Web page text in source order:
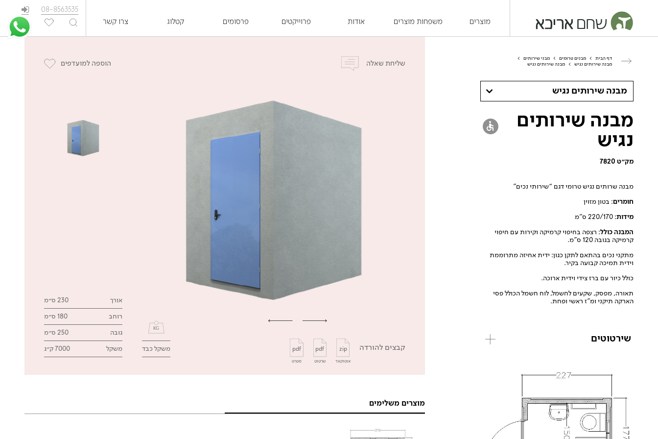
מוצרים משפחות מוצרים אודות פרוייקטים פרסומים קטלוג צרו קשר
08-8563535
EN
דף הבית > מבנים טרומים > מבני שירותים
>
מבנה שירותים נגיש
> מבנה שירותים נגיש
מבנה שירותים נגיש
מבנה שירותים
נגיש
מק״ט 7820
מבנה שרותים נגיש טרומי דגם “שירותי נכים”
חומרים: בטון מזוין
מידות: 220/170 ס”מ
המבנה כולל: רצפה בחיפוי קרמיקה וקירות עם חיפוי
קרמיקה בגובה 120 ס”מ.
מתקני נכים בהתאם לתקן כגון: ידית אחיזה מתרוממת
וידית תמיכה קבועה בקיר.
כולל כיור עם ברז צידי וידית ארוכה.
תאורה, מפסק, שקעים לחשמל, לוח חשמל הכולל פסי
הארקה תיקני ומ”ז ראשי ופחת.
שירטוטים
שליחת שאלה הוספה למועדפים
קבצים להורדה zip
אוטוקאד
pdf
שרטוט
pdf
מפרט
משקל כבד
אורך 230 ס״מ
רוחב 180 ס״מ
גובה 250 ס״מ
משקל 7000 ק״ג
מוצרים משלימים